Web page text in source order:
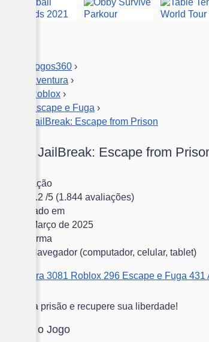
Jogos360 ›
Aventura ›
Roblox ›
Escape e Fuga ›
JailBreak: Escape from Prison
Jogo JailBreak: Escape from
Pontuação
4.2 /5 (1.844 avaliações)
Publicado em
Março de 2025
Plataforma
Navegador (computador, celular, tablet)
Aventura 3081 Roblox 296 Escape e Fuga 431
Fuja da prisão e recupere sua liberdade!
Sobre o Jogo